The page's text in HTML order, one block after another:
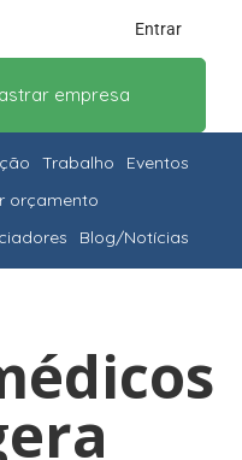
Entrar
empresa
Trabalho
Eventos
orçamento
Blog/Notícias